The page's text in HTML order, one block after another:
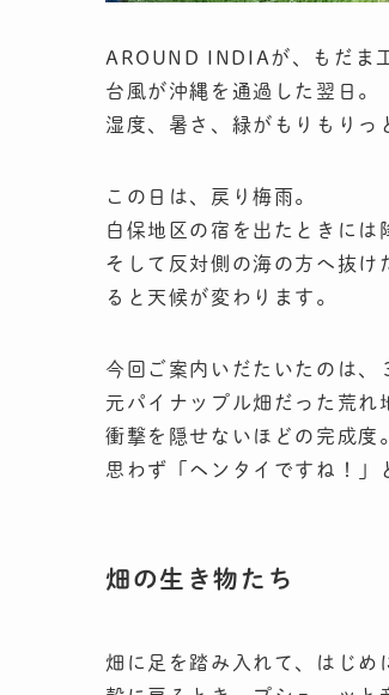
AROUND INDIAが、もだま
台風が沖縄を通過した翌日。
湿度、暑さ、緑がもりもりっ
この日は、戻り梅雨。
白保地区の宿を出たときには
そして反対側の海の方へ抜け
ると天候が変わります。
今回ご案内いだたいたのは、
元パイナップル畑だった荒れ
衝撃を隠せないほどの完成度
思わず「ヘンタイですね！」
畑の生き物たち
畑に足を踏み入れて、はじめ